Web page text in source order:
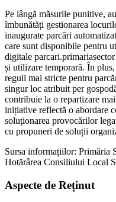
Pe lângă măsurile punitive,
îmbunătăți gestionarea
inaugurate parcări
care sunt disponibile pentru
digitale
și utilizare temporară. În
reguli mai stricte pentru
singur loc atribuit per
contribuie la o repartizare
inițiative reflectă o abordare
soluționarea provocărilor
cu propuneri de soluții
Sursa informațiilor: Primăria
Hotărârea Consiliului Local
Aspecte de Reținut